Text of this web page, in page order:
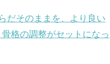
だそのままを、より良い
格の調整がセットになっ